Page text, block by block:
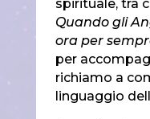
spirituale, tra
Quando gli
ora per
per
richiamo a
linguaggio